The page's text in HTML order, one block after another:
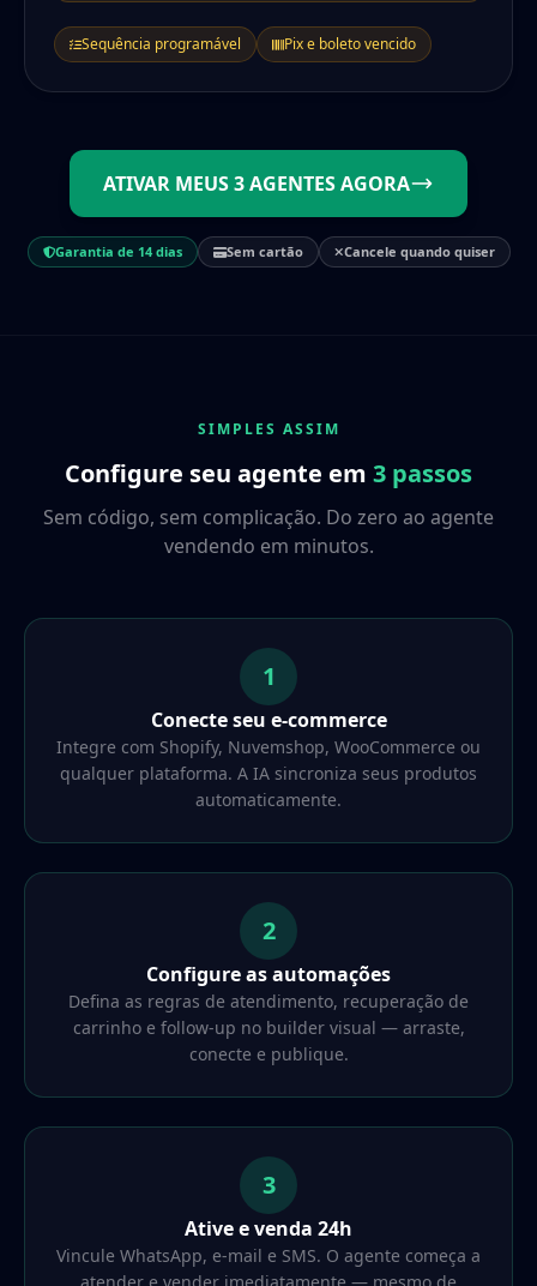
Sequência programável Pix e boleto vencido
ATIVAR MEUS 3 AGENTES AGORA
Garantia de 14 dias Sem cartão Cancele quando quiser
SIMPLES ASSIM
Configure seu agente em 3 passos
Sem código, sem complicação. Do zero ao agente
vendendo em minutos.
1
Conecte seu e-commerce
Integre com Shopify, Nuvemshop, WooCommerce ou
qualquer plataforma. A IA sincroniza seus produtos
automaticamente.
2
Configure as automações
Defina as regras de atendimento, recuperação de
carrinho e follow-up no builder visual — arraste,
conecte e publique.
3
Ative e venda 24h
Vincule WhatsApp, e-mail e SMS. O agente começa a